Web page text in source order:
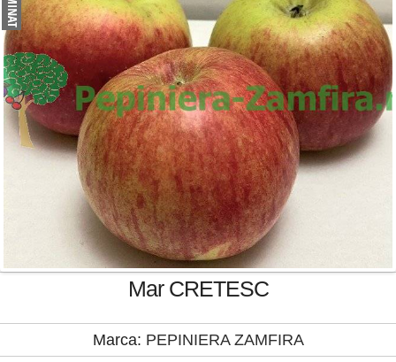
Mar CRETESC
Marca: PEPINIERA ZAMFIRA